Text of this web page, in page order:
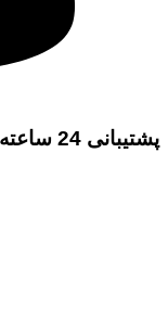
پشتیبانی 24 ساعته